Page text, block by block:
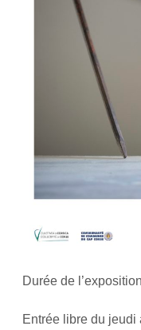
Durée de
Entrée libre du jeudi